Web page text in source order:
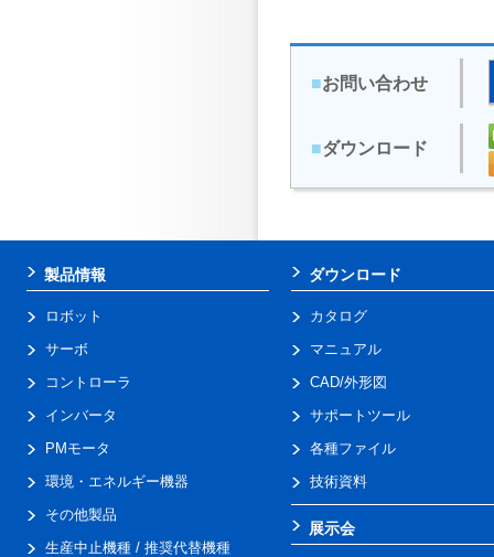
■お問い合わせ
■ダウンロード
製品情報
ロボット
サーボ
コントローラ
インバータ
PMモータ
環境・エネルギー機器
その他製品
生産中止機種 / 推奨代替機種
ダウンロード
カタログ
マニュアル
CAD/外形図
サポートツール
各種ファイル
技術資料
展示会